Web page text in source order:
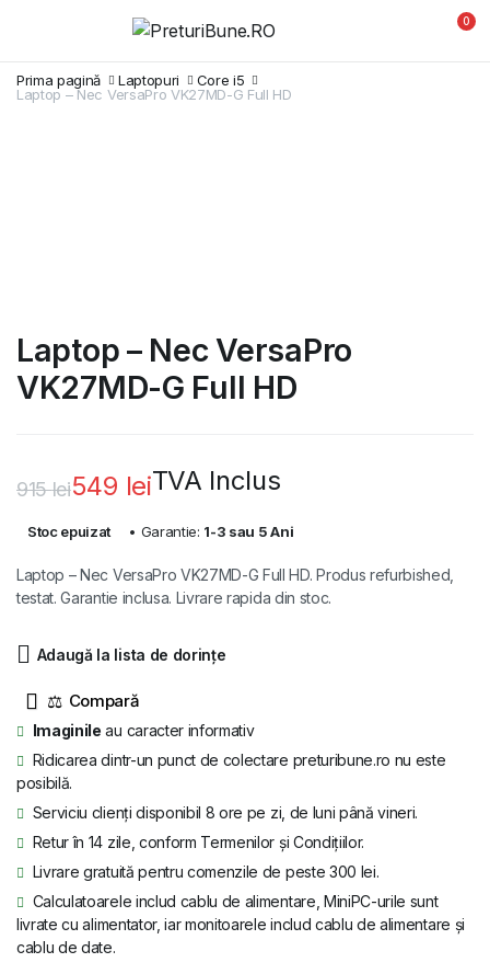
0
Prima pagină Laptopuri
Core i5
Laptop – Nec VersaPro VK27MD-G Full HD
Laptop – Nec VersaPro
VK27MD-G Full HD
915lei
a
915 lei.
549 lei
este:
TVA Inclus
Stoc epuizat • Garantie: 1-3 sau 5 Ani
Laptop – Nec VersaPro VK27MD-G Full HD. Produs refurbished,
testat. Garantie inclusa. Livrare rapida din stoc.
Adaugă la lista de dorințe
⚖
Imaginile au caracter informativ
Ridicarea dintr-un punct de colectare preturibune.ro nu este
posibilă.
Serviciu clienți disponibil 8 ore pe zi, de luni până vineri.
Retur în 14 zile, conform Termenilor și Condițiilor.
Livrare gratuită pentru comenzile de peste 300 lei.
Calculatoarele includ cablu de alimentare, MiniPC-urile sunt
livrate cu alimentator, iar monitoarele includ cablu de alimentare și
cablu de date.